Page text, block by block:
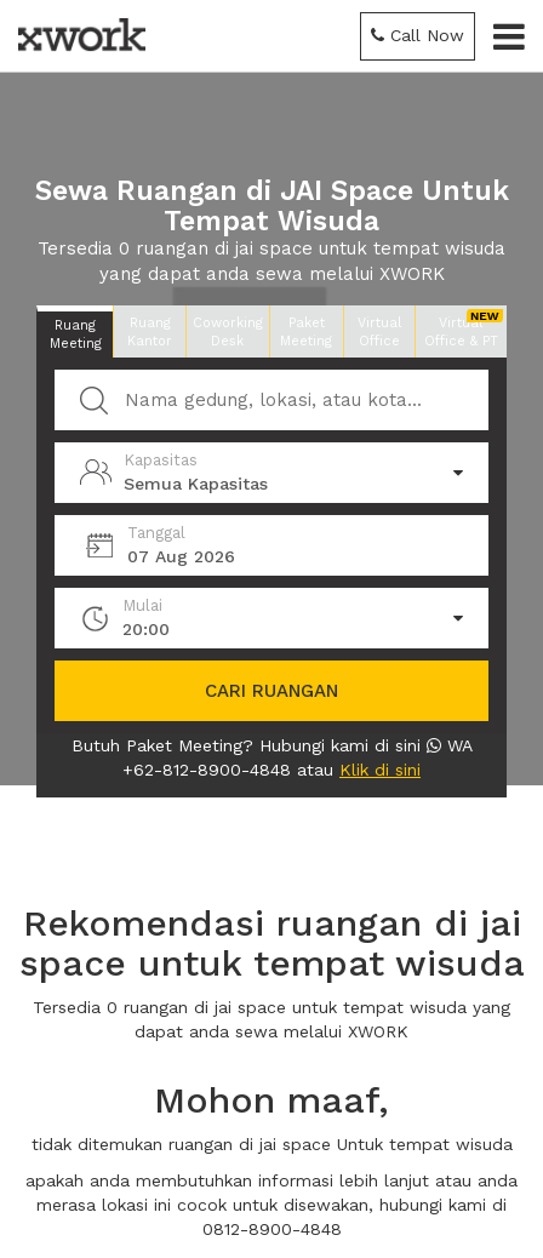
Call Now
Sewa Ruangan di JAI Space Untuk
Tempat Wisuda
Tersedia 0 ruangan di jai space untuk tempat wisuda
yang dapat anda sewa melalui XWORK
Ruang
Meeting
Ruang
Kantor
Coworking
Desk
Paket
Meeting
Virtual
Office
Virtual
Office & PT
Kapasitas
Semua Kapasitas
Tanggal
07 Aug 2026
Mulai
20:00
CARI RUANGAN
Butuh Paket Meeting? Hubungi kami di sini
WA
+62-812-8900-4848 atau Klik di sini
Rekomendasi ruangan di jai
space untuk tempat wisuda
Tersedia 0 ruangan di jai space untuk tempat wisuda yang
dapat anda sewa melalui XWORK
Mohon maaf,
tidak ditemukan ruangan di jai space Untuk tempat wisuda
apakah anda membutuhkan informasi lebih lanjut atau anda
merasa lokasi ini cocok untuk disewakan, hubungi kami di
0812-8900-4848